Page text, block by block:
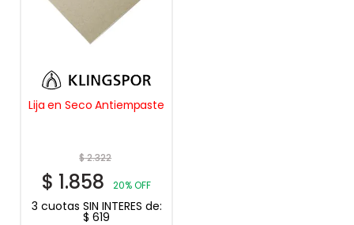
Lija en Seco Antiempaste
$2.322
$ 1.858 20% OFF
3 cuotas SIN INTERES de:
$ 619